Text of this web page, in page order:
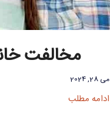
مخالفت
می 28, 2024
ادامه مطلب